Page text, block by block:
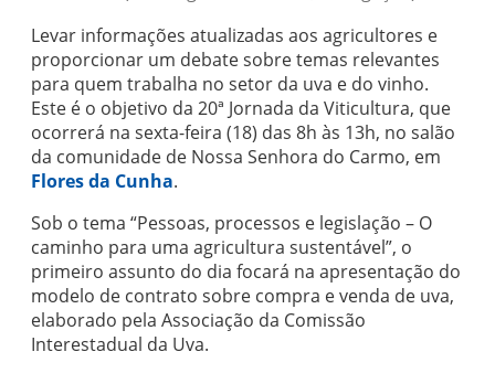
Levar informações atualizadas aos agricultores e
proporcionar um debate sobre temas relevantes
para quem trabalha no setor da uva e do vinho.
Este é o objetivo da 20ª Jornada da Viticultura, que
ocorrerá na sexta-feira (18) das 8h às 13h, no salão
da comunidade de Nossa Senhora do Carmo, em
Flores da Cunha.
Sob o tema “Pessoas, processos e legislação – O
caminho para uma agricultura sustentável”, o
primeiro assunto do dia focará na apresentação do
modelo de contrato sobre compra e venda de uva,
elaborado pela Associação da Comissão
Interestadual da Uva.